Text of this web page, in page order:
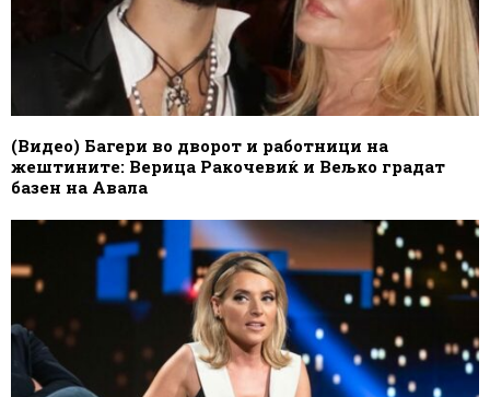
(Видео) Багери во дворот и работници на
жештините: Верица Ракочевиќ и Вељко градат
базен на Авала